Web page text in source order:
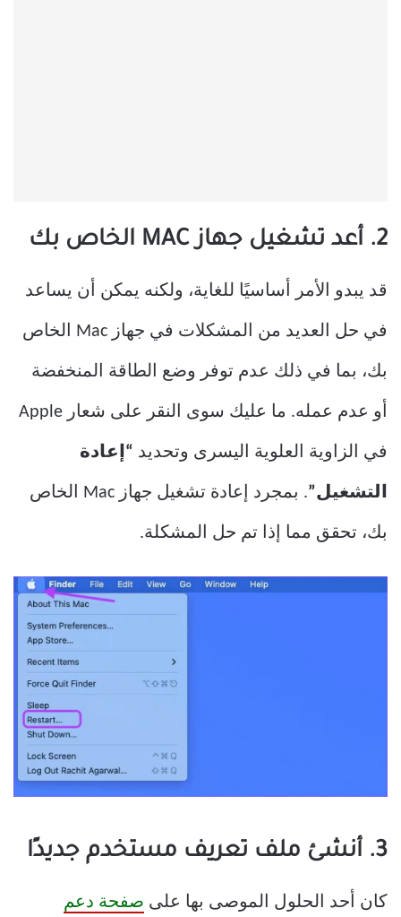
2. أعد تشغيل جهاز MAC الخاص بك
قد يبدو الأمر أساسيًا للغاية، ولكنه يمكن أن يساعد
في حل العديد من المشكلات في جهاز Mac الخاص
بك، بما في ذلك عدم توفر وضع الطاقة المنخفضة
أو عدم عمله. ما عليك سوى النقر على شعار Apple
في الزاوية العلوية اليسرى وتحديد “إعادة
التشغيل” . بمجرد إعادة تشغيل جهاز Mac الخاص
بك، تحقق مما إذا تم حل المشكلة.
3. أنشئ ملف تعريف مستخدم جديدًا
كان أحد الحلول الموصى بها على صفحة دعم